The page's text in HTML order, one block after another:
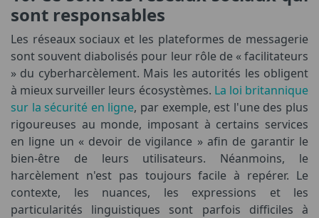
sont responsables
Les réseaux sociaux et les plateformes de messagerie
sont souvent diabolisés pour leur rôle de « facilitateurs
» du cyberharcèlement. Mais les autorités les obligent
à mieux surveiller leurs écosystèmes. La loi britannique
sur la sécurité en ligne, par exemple, est l'une des plus
rigoureuses au monde, imposant à certains services
en ligne un « devoir de vigilance » afin de garantir le
bien-être de leurs utilisateurs. Néanmoins, le
harcèlement n'est pas toujours facile à repérer. Le
contexte, les nuances, les expressions et les
particularités linguistiques sont parfois difficiles à